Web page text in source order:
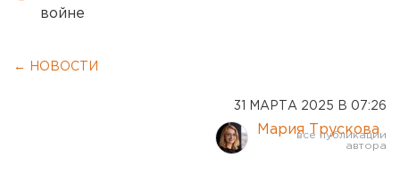
войне
← НОВОСТИ
31 МАРТА 2025 В 07:26
Мария Трускова